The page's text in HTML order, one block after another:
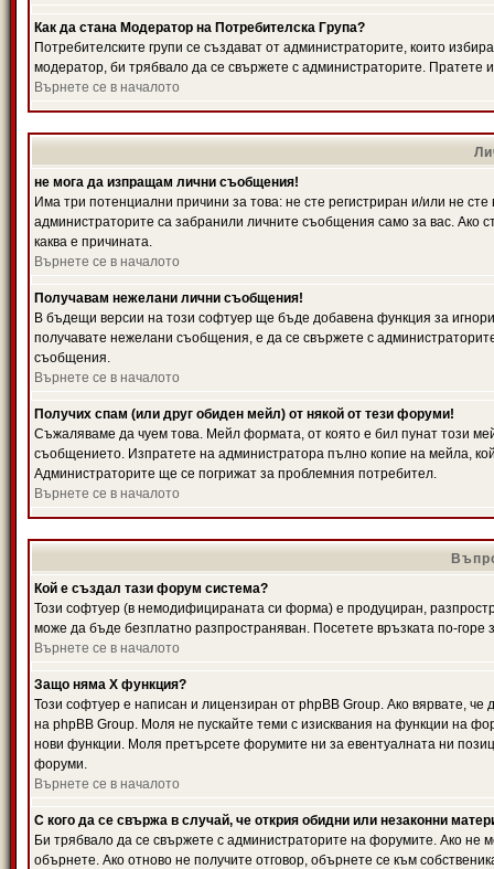
Как да стана Модератор на Потребителска Група?
Потребителските групи се създават от администраторите, които
модератор, би трябвало да се свържете с администраторите.
Върнете се в началото
не мога да изпращам лични съобщения!
Има три потенциални причини за това: не сте регистриран и/или не
администраторите са забранили личните съобщения само за вас. Ако
каква е причината.
Върнете се в началото
Получавам нежелани лични съобщения!
В бъдещи версии на този софтуер ще бъде добавена функция за
получавате нежелани съобщения, е да се свържете с
съобщения.
Върнете се в началото
Получих спам (или друг обиден мейл) от някой от тези форуми!
Съжаляваме да чуем това. Мейл формата, от която е бил пунат този
съобщението. Изпратете на администратора пълно копие на мейла,
Администраторите ще се погрижат за проблемния потребител.
Върнете се в началото
Кой е създал тази форум система?
Този софтуер (в немодифицираната си форма) е продуциран,
може да бъде безплатно разпространяван. Посетете връзката по-горе
Върнете се в началото
Защо няма X функция?
Този софтуер е написан и лицензиран от phpBB Group. Ако вярвате,
на phpBB Group. Моля не пускайте теми с изисквания на функции на
нови функции. Моля претърсете форумите ни за евентуалната ни
форуми.
Върнете се в началото
С кого да се свържа в случай, че открия обидни или незаконни
Би трябвало да се свържете с администраторите на форумите. Ако не
обърнете. Ако отново не получите отговор, обърнете се към